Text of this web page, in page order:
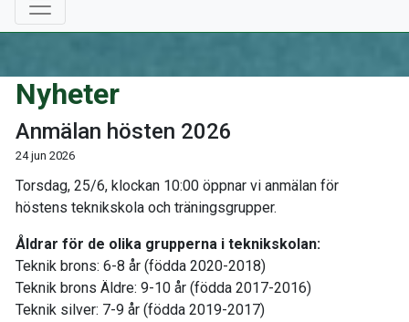
Nyheter
Anmälan hösten 2026
24 jun 2026
Torsdag, 25/6, klockan 10:00 öppnar vi anmälan för
höstens teknikskola och träningsgrupper.
Åldrar för de olika grupperna i teknikskolan:
Teknik brons: 6-8 år (födda 2020-2018)
Teknik brons Äldre: 9-10 år (födda 2017-2016)
Teknik silver: 7-9 år (födda 2019-2017)